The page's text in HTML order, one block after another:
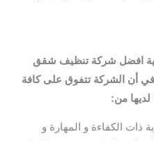
افضل شركة تنظيف شقق
أن الشركة تتفوق على كافة
من:
ذات الكفاءة و المهارة و